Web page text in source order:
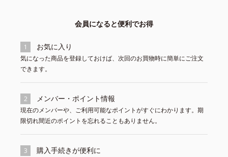
会員になると便利でお得
1 お気に入り
気になった商品を登録しておけば、次回のお買物時に簡単にご注文
できます。
2 メンバー・ポイント情報
現在のメンバーや、ご利用可能なポイントがすぐにわかります。期
限切れ間近のポイントを忘れることもありません。
3 購入手続きが便利に